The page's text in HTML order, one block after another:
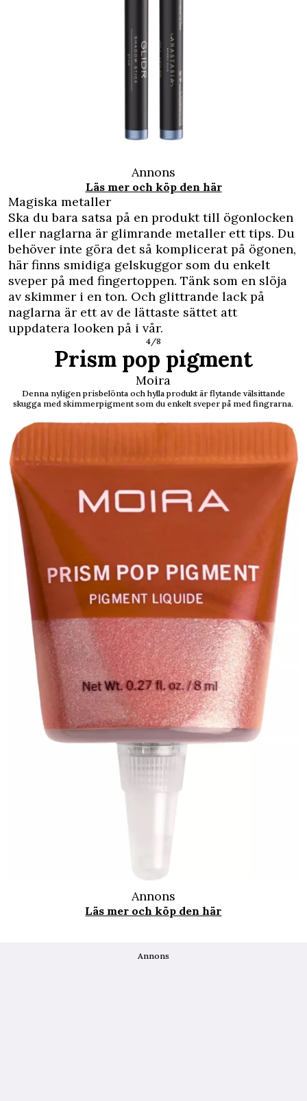
Annons
Läs mer och köp den här
Magiska metaller
Ska du bara satsa på en produkt till ögonlocken
eller naglarna är glimrande metaller ett tips. Du
behöver inte göra det så komplicerat på ögonen,
här finns smidiga gelskuggor som du enkelt
sveper på med fingertoppen. Tänk som en slöja
av skimmer i en ton. Och glittrande lack på
naglarna är ett av de lättaste sättet att
uppdatera looken på i vår.
4/8
Prism pop pigment
Moira
Denna nyligen prisbelönta och hylla produkt är flytande välsittande
skugga med skimmerpigment som du enkelt sveper på med fingrarna.
Annons
Läs mer och köp den här
Annons